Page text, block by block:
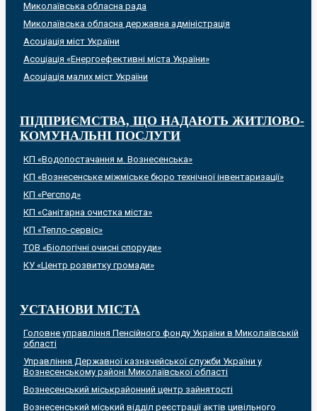
Миколаївська обласна рада
Миколаївська обласна державна адміністрація
Асоціація міст України
Асоціація «Енергоефективні міста України»
Асоціація малих міст України
ПІДПРИЄМСТВА, ЩО НАДАЮТЬ ЖИТЛОВО-
КОМУНАЛЬНІ ПОСЛУГИ
КП «Водопостачання м. Вознесенська»
КП «Вознесенське міжміське бюро технічної інвентаризації»
КП «Регспод»
КП «Санітарна очистка міста»
КП «Тепло-сервіс»
ТОВ «Біологічні очисні споруди»
КУ «Центр розвитку громади»
УСТАНОВИ МІСТА
Головне управління Пенсійного фонду України в Миколаївській
області
Управління Державної казначейської служби України у
Вознесенському районі Миколаївської області
Вознесенський міськрайонний центр зайнятості
Вознесенський міський відділ реєстрації актів цивільного